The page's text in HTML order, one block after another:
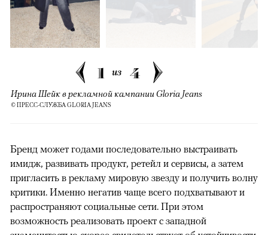
1 из 4
Ирина Шейк в рекламной кампании Gloria Jeans
© ПРЕСС-СЛУЖБА GLORIA JEANS
Бренд может годами последовательно выстраивать
имидж, развивать продукт, ретейл и сервисы, а затем
пригласить в рекламу мировую звезду и получить волну
критики. Именно негатив чаще всего подхватывают и
распространяют социальные сети. При этом
возможность реализовать проект с западной